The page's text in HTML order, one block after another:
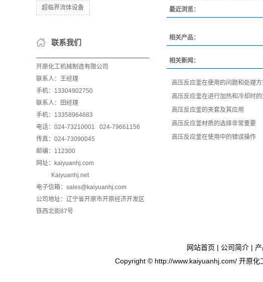
超临界流体设备
联系我们
开原化工机械制造有限公司
联系人：王经理
手机：13304902750
联系人：田经理
手机：13358964683
电话：024-73210001 024-79661156
传真：024-73090045
邮编：112300
网址：
kaiyuanhj.com
Kaiyuanhj.net
电子信箱：sales@kaiyuanhj.com
公司地址：辽宁省开原市开原经济开发区
铁西北街87号
最近浏览：
相关产品：
相关新闻：
高压反应釜在使用的问题和处理
高压反应釜在进行加热和冷却时
高压反应釜的夹套及其应用
高压反应釜材质的选择非常重要
高压反应釜在使用中的错误操作
网站首页 | 公司简介 |
Copyright © http://www.kaiyuanhj.com/ 开原化